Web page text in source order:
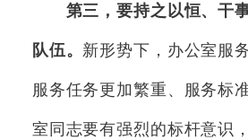
第三，要持之以恒、干
队伍。 新形势下，办公室服
服务任务更加繁重、服务标
室同志要有强烈的标杆意识